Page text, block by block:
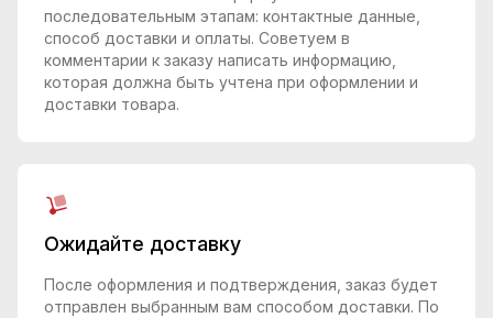
последовательным этапам: контактные данные,
способ доставки и оплаты. Советуем в
комментарии к заказу написать информацию,
которая должна быть учтена при оформлении и
доставки товара.
Ожидайте доставку
После оформления и подтверждения, заказ будет
отправлен выбранным вам способом доставки. По